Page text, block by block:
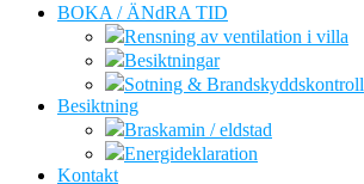
BOKA / ÄNdRA TID
Rensning av ventilation i villa
Besiktningar
Sotning & Brandskyddskontroll
Besiktning
Braskamin / eldstad
Energideklaration
Kontakt